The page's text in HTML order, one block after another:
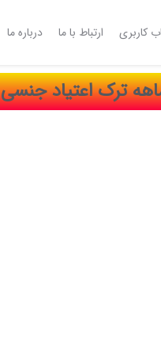
کاربری ارتباط با ما درباره ما
ترک اعتیاد جنسی